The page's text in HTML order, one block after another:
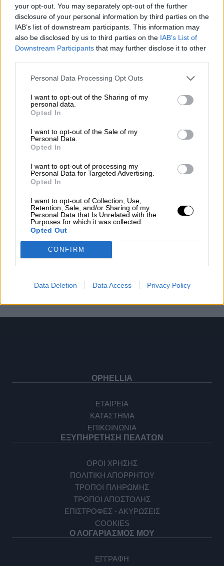
your opt-out. You may separately opt-out of the further
disclosure of your personal information by third parties on the
IAB’s list of downstream participants. This information may
also be disclosed by us to third parties on the IAB’s List of
Downstream Participants that may further disclose it to other
Personal Data Processing Opt Outs
I want to opt-out of the Sharing of my
personal data.
Opted In
I want to opt-out of the Sale of my
Personal Data.
Opted In
I want to opt-out of processing my
Personal Data for Targeted Advertising.
Opted In
I want to opt-out of Collection, Use,
Retention, Sale, and/or Sharing of my
Personal Data that Is Unrelated with the
Purposes for which it was collected.
Opted Out
CONFIRM
Data Deletion Data Access Privacy Policy
Ετικέτες: Premium Σειρά,Εξαιρετικά Παρθένο Ελαιόλαδο
ΣΧΕΤΙΚΑ ΠΡΟΪΟΝΤΑ
Αφιλτράριστο Εξαιρετικά Παρθένο Ελαιόλαδο 500ml
Βιολογικό Εξαιρετικά Παρθένο Ελαιόλαδο 500ml
0,2% Εξαιρετικά Παρθένο Ελαιόλαδο ΠΟΠ Βιάννος
Ophellia Εξαιρετικό Παρθένο Ελαιόλαδο 5lt PET
OPHELLIA
ΕΤΑΙΡΕΙΑ
ΚΑΤΑΣΤΗΜΑ
ΕΠΙΚΟΙΝΩΝΙΑ
ΕΞΥΠΗΡΕΤΗΣΗ ΠΕΛΑΤΩΝ
ΟΡΟΙ ΧΡΗΣΗΣ
ΠΟΛΙΤΙΚΗ ΑΠΟΡΡΗΤΟΥ
ΤΡΟΠΟΙ ΠΛΗΡΩΜΗΣ
ΤΡΟΠΟΙ ΑΠΟΣΤΟΛΗΣ
ΕΠΙΣΤΡΟΦΕΣ - ΑΚΥΡΩΣΕΙΣ
COOKIES
Ο ΛΟΓΑΡΙΑΣΜΟΣ ΜΟΥ
ΕΓΓΡΑΦΗ